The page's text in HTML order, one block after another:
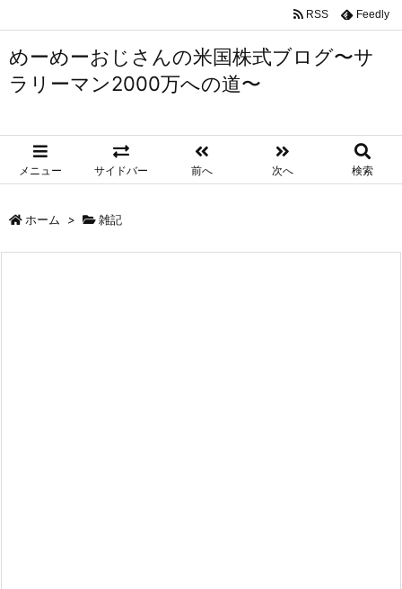
めーめーおじさんの米国株式ブログ〜サ
ラリーマン2000万への道〜
メニュー サイドバー 前へ 次へ 検索
RSS Feedly
ホーム > 雑記